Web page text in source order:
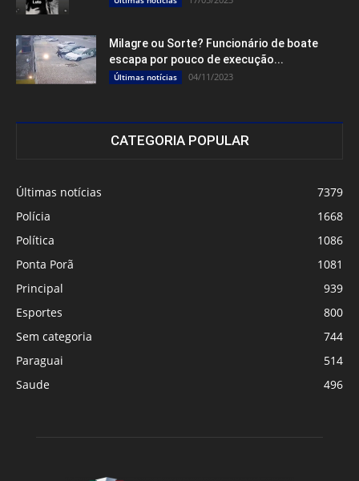
Milagre ou Sorte? Funcionário de boate
escapa por pouco de execução...
Últimas notícias 04/11/2023
CATEGORIA POPULAR
Últimas notícias
7379
Polícia
1668
Política
1086
Ponta Porã
1081
Principal
939
Esportes
800
Sem categoria
744
Paraguai
514
Saude
496